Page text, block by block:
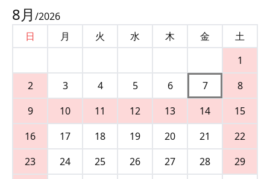
8月 /2026
日
月 火 水 木 金
土
1
2
3 4 5 6 7
8
9
10 11 12 13 14
15
16
17 18 19 20 21
22
23
24 25 26 27 28
29